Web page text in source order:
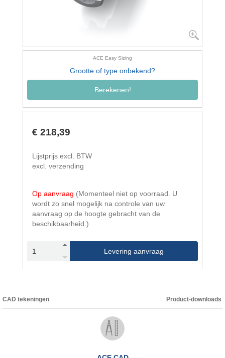
ACE Easy Sizing
Grootte of type onbekend?
Berekenen!
€ 218,39
Lijstprijs excl. BTW
excl. verzending
Op aanvraag (Momenteel niet op voorraad. U
wordt zo snel mogelijk na controle van uw
aanvraag op de hoogte gebracht van de
beschikbaarheid.)
Levering aanvraag
CAD tekeningen Product-downloads